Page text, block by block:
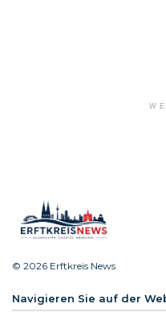
© 2026 Erftkreis News
Navigieren Sie auf der